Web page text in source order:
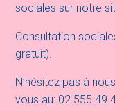
sociales sur notre
Consultation
gratuit).
N’hésitez pas à
vous au: 02 555 49